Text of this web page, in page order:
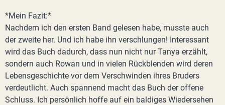
*Mein Fazit:*
Nachdem ich den ersten Band gelesen habe, musste auch
der zweite her. Und ich habe ihn verschlungen! Interessant
wird das Buch dadurch, dass nun nicht nur Tanya erzählt,
sondern auch Rowan und in vielen Rückblenden wird deren
Lebensgeschichte vor dem Verschwinden ihres Bruders
verdeutlicht. Auch spannend macht das Buch der offene
Schluss. Ich persönlich hoffe auf ein baldiges Wiedersehen